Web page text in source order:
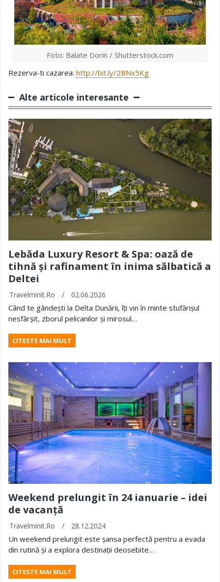
Foto: Balate Dorin / Shutterstock.com
Rezerva-ti cazarea: http://bit.ly/2BNx5Kg
Alte articole interesante
Lebăda Luxury Resort & Spa: oază de
tihnă și rafinament în inima sălbatică a
Deltei
Travelminit.ro / 02.06.2026
Când te gândești la Delta Dunării, îți vin în minte stufărișul
nesfârșit, zborul pelicanilor și mirosul…
CITESTE MAI MULT
Weekend prelungit în 24 ianuarie – idei
de vacanță
Travelminit.ro / 28.12.2024
Un weekend prelungit este șansa perfectă pentru a evada
din rutină și a explora destinații deosebite…
CITESTE MAI MULT